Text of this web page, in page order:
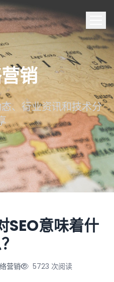
咨询
销
、行业资讯和技术分
SEO意味着什
营销 5723 次阅读